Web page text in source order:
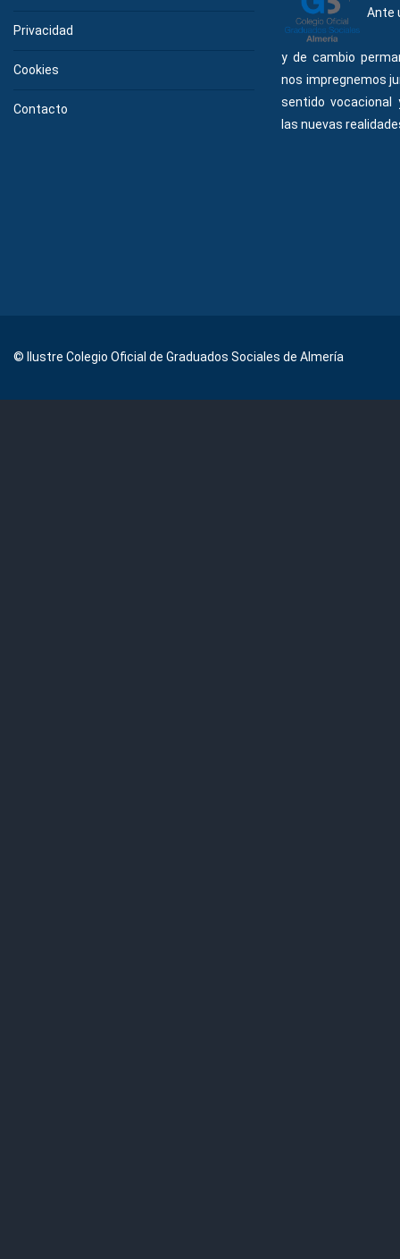
Privacidad
Cookies
Contacto
Ante
y de cambio
nos impregnemos
sentido
las nuevas
© Ilustre Colegio Oficial de Graduados Sociales de Almería